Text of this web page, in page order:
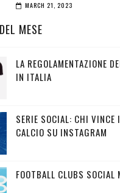
MARCH 21, 2023
MESE
LA REGOLAMENTAZIONE
IN ITALIA
SERIE SOCIAL: CHI VINCE
CALCIO SU INSTAGRAM
FOOTBALL CLUBS SOCIAL